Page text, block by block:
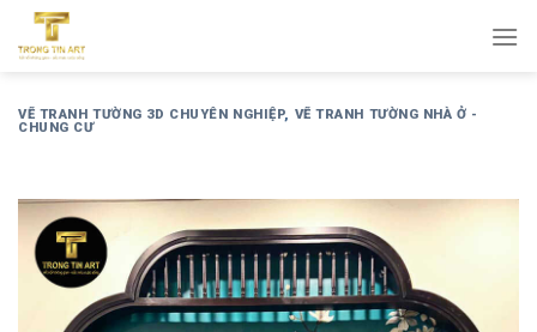
qua
dungVẼ TRANH TƯỜNG 3D CHUYÊN NGHIỆP, VẼ TRANH TƯỜNG NHÀ Ở -
CHUNG CƯ